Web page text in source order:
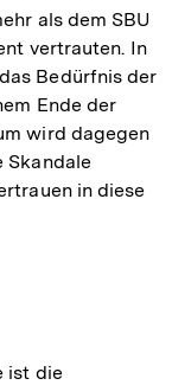
als dem SBU
vertrauten. In
Bedürfnis der
Ende der
wird dagegen
Skandale
in diese
ist die